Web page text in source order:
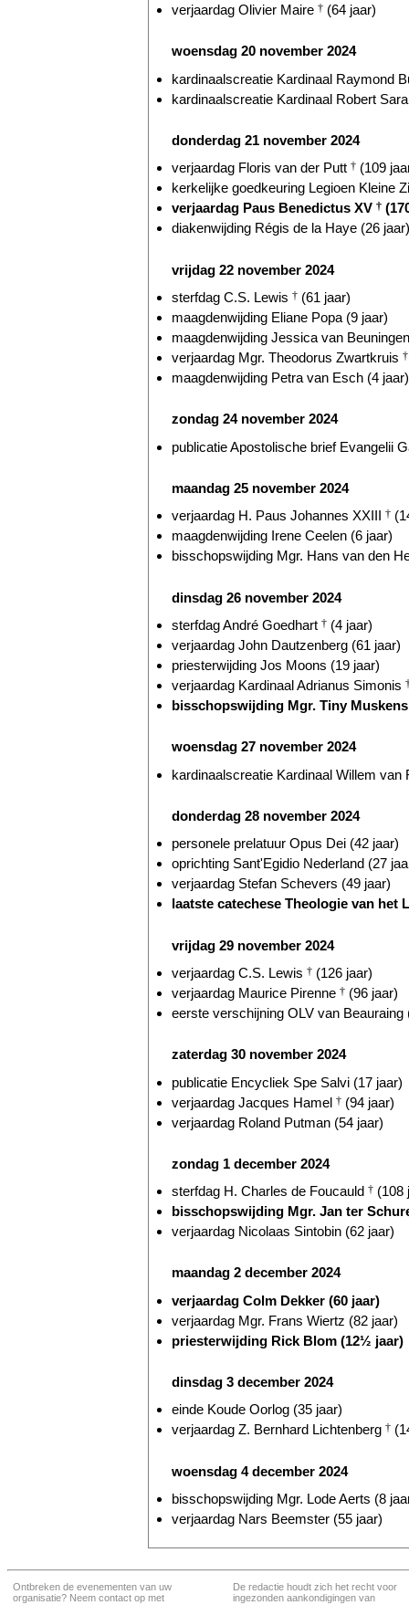
verjaardag Olivier Maire † (64 jaar)
woensdag 20 november 2024
kardinaalscreatie Kardinaal Raymond
kardinaalscreatie Kardinaal Robert
donderdag 21 november 2024
verjaardag Floris van der Putt † (109
kerkelijke goedkeuring Legioen Kleine
verjaardag Paus Benedictus XV †
diakenwijding Régis de la Haye (26 jaar)
vrijdag 22 november 2024
sterfdag C.S. Lewis † (61 jaar)
maagdenwijding Eliane Popa (9 jaar)
maagdenwijding Jessica van
verjaardag Mgr. Theodorus Zwartkruis †
maagdenwijding Petra van Esch (4 jaar)
zondag 24 november 2024
publicatie Apostolische brief Evangelii
maandag 25 november 2024
verjaardag H. Paus Johannes XXIII †
maagdenwijding Irene Ceelen (6 jaar)
bisschopswijding Mgr. Hans van den
dinsdag 26 november 2024
sterfdag André Goedhart † (4 jaar)
verjaardag John Dautzenberg (61 jaar)
priesterwijding Jos Moons (19 jaar)
verjaardag Kardinaal Adrianus Simonis
bisschopswijding Mgr. Tiny
woensdag 27 november 2024
kardinaalscreatie Kardinaal Willem
donderdag 28 november 2024
personele prelatuur Opus Dei (42 jaar)
oprichting Sant'Egidio Nederland (27
verjaardag Stefan Schevers (49 jaar)
laatste catechese Theologie van het
vrijdag 29 november 2024
verjaardag C.S. Lewis † (126 jaar)
verjaardag Maurice Pirenne † (96 jaar)
eerste verschijning OLV van Beauraing
zaterdag 30 november 2024
publicatie Encycliek Spe Salvi (17 jaar)
verjaardag Jacques Hamel † (94 jaar)
verjaardag Roland Putman (54 jaar)
zondag 1 december 2024
sterfdag H. Charles de Foucauld † (108
bisschopswijding Mgr. Jan ter
verjaardag Nicolaas Sintobin (62 jaar)
maandag 2 december 2024
verjaardag Colm Dekker (60 jaar)
verjaardag Mgr. Frans Wiertz (82 jaar)
priesterwijding Rick Blom (12½ jaar)
dinsdag 3 december 2024
einde Koude Oorlog (35 jaar)
verjaardag Z. Bernhard Lichtenberg †
woensdag 4 december 2024
bisschopswijding Mgr. Lode Aerts (8
verjaardag Nars Beemster (55 jaar)
Ontbreken de evenementen van uw
organisatie? Neem contact op met
De redactie houdt zich het recht voor
ingezonden aankondigingen van